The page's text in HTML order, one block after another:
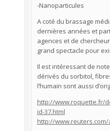
-Nanoparticules
A coté du brassage
dernières années et
agences et de
grand spectacle pour
Il est intéressant de
dérivés du sorbitol,
l’humain sont aussi
http://www.roquette.fr/
id-37.html
http://www.reuters.com/